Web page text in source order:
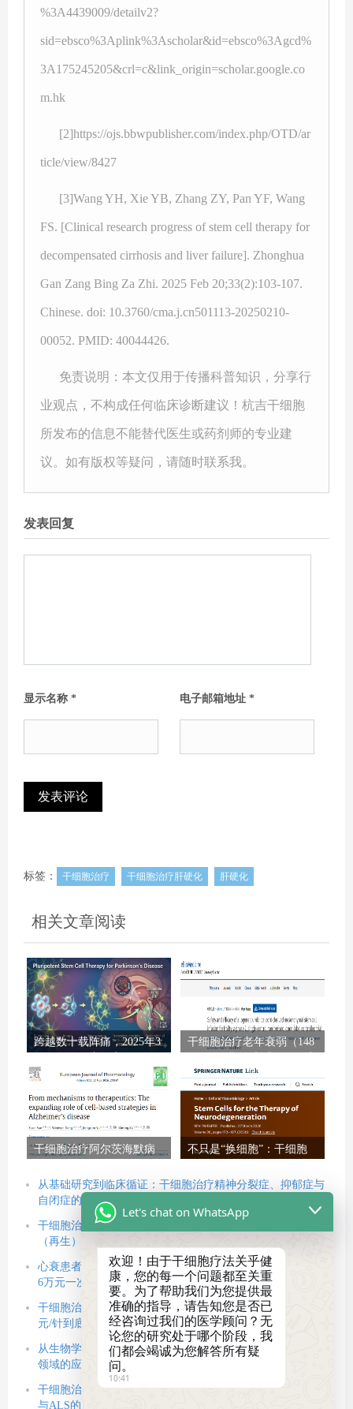
%3A4439009/detailv2?
sid=ebsco%3Aplink%3Ascholar&id=ebsco%3Agcd%
3A175245205&crl=c&link_origin=scholar.google.co
m.hk
[2]https://ojs.bbwpublisher.com/index.php/OTD/ar
ticle/view/8427
[3]Wang YH, Xie YB, Zhang ZY, Pan YF, Wang
FS. [Clinical research progress of stem cell therapy for
decompensated cirrhosis and liver failure]. Zhonghua
Gan Zang Bing Za Zhi. 2025 Feb 20;33(2):103-107.
Chinese. doi: 10.3760/cma.j.cn501113-20250210-
00052. PMID: 40044426.
免责说明：本文仅用于传播科普知识，分享行
业观点，不构成任何临床诊断建议！杭吉干细胞
所发布的信息不能替代医生或药剂师的专业建
议。如有版权等疑问，请随时联系我。
发表回复
显示名称 * 电子邮箱地址 *
标签： 干细胞治疗 干细胞治疗肝硬化 肝硬化
相关文章阅读
跨越数十载阵痛，2025年3
胞治疗帕金森病已触手可
干细胞治疗老年衰弱（148
全有效，显著改善身体机
能
干细胞治疗阿尔茨海默病
据与未来展望（2026）
不只是“换细胞”：干细胞
通过“调环境”逆转困局？
从基础研究到临床循证：干细胞治疗精神分裂症、抑郁症与
自闭症的新策略
干细胞治疗帕金森病的新思路：利用多能干细胞重建回路
（再生），借力间充质干细胞改善微环境（修复）
心衰患者的新选择：改善心力衰竭的干细胞疗法正式获批，
6万元一次贵不贵？
干细胞治疗2型糖尿病的价格以及技术临床数据公布，5.8万
元/针到底值不值？
从生物学原理到关键临床试验：间充质干细胞治疗帕金森病
领域的应用现状与挑战
干细胞治疗神经退行性疾病：2026最新综述，解析AD、PD
与ALS的修复密码
Let's chat on WhatsApp
欢迎！由于干细胞疗法关乎健
康，您的每一个问题都至关重
要。为了帮助我们为您提供最
准确的指导，请告知您是否已
经咨询过我们的医学顾问？无
论您的研究处于哪个阶段，我
们都会竭诚为您解答所有疑
问。
10:41